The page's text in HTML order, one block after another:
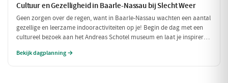
Cultuur en Gezelligheid in Baarle-Nassau bij Slecht Weer
Geen zorgen over de regen, want in Baarle-Nassau wachten een aantal
gezellige en leerzame indooractiviteiten op je! Begin de dag met een
cultureel bezoek aan het Andreas Schotel museum en laat je inspireren
knusse Grand Café De Beerze voordat je weer verder gaat met een
Bekijk dagplanning →